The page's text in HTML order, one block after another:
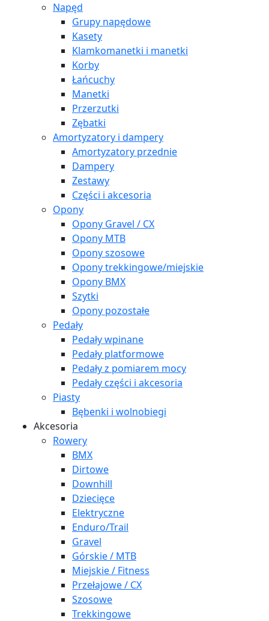
Napęd
Grupy napędowe
Kasety
Klamkomanetki i manetki
Korby
Łańcuchy
Manetki
Przerzutki
Zębatki
Amortyzatory i dampery
Amortyzatory przednie
Dampery
Zestawy
Części i akcesoria
Opony
Opony Gravel / CX
Opony MTB
Opony szosowe
Opony trekkingowe/miejskie
Opony BMX
Szytki
Opony pozostałe
Pedały
Pedały wpinane
Pedały platformowe
Pedały z pomiarem mocy
Pedały części i akcesoria
Piasty
Bębenki i wolnobiegi
Akcesoria
Rowery
BMX
Dirtowe
Downhill
Dziecięce
Elektryczne
Enduro/Trail
Gravel
Górskie / MTB
Miejskie / Fitness
Przełajowe / CX
Szosowe
Trekkingowe